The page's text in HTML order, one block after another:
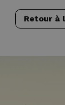
Retour à